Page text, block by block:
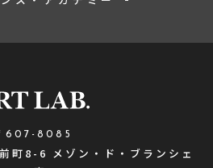
607-8085
町8-6 メゾン・ド・ブランシェ